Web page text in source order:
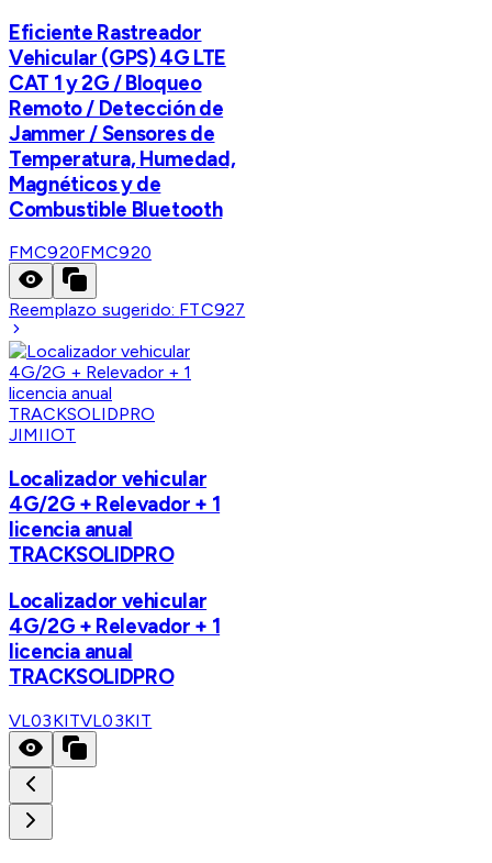
Eficiente Rastreador
Vehicular (GPS) 4G LTE
CAT 1 y 2G / Bloqueo
Remoto / Detección de
Jammer / Sensores de
Temperatura, Humedad,
Magnéticos y de
Combustible Bluetooth
FMC920FMC920
Reemplazo sugerido: FTC927
JIMIIOT
Localizador vehicular
4G/2G + Relevador + 1
licencia anual
TRACKSOLIDPRO
Localizador vehicular
4G/2G + Relevador + 1
licencia anual
TRACKSOLIDPRO
VL03KITVL03KIT